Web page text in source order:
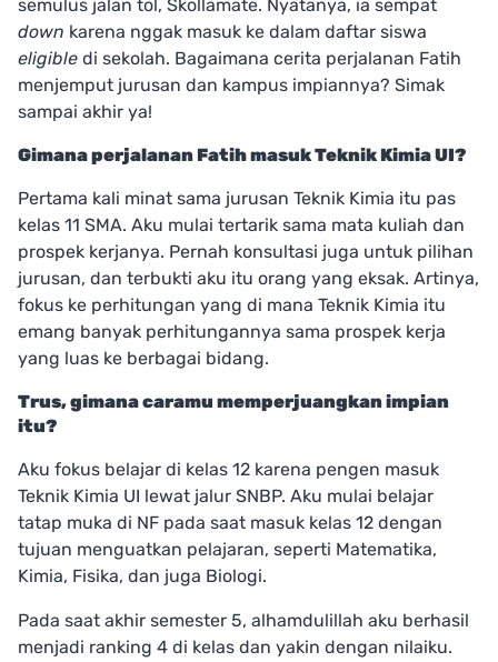
semulus jalan tol, Skollamate. Nyatanya, ia sempat
down karena nggak masuk ke dalam daftar siswa
eligible di sekolah. Bagaimana cerita perjalanan Fatih
menjemput jurusan dan kampus impiannya? Simak
sampai akhir ya!
Gimana perjalanan Fatih masuk Teknik Kimia UI?
Pertama kali minat sama jurusan Teknik Kimia itu pas
kelas 11 SMA. Aku mulai tertarik sama mata kuliah dan
prospek kerjanya. Pernah konsultasi juga untuk pilihan
jurusan, dan terbukti aku itu orang yang eksak. Artinya,
fokus ke perhitungan yang di mana Teknik Kimia itu
emang banyak perhitungannya sama prospek kerja
yang luas ke berbagai bidang.
Trus, gimana caramu memperjuangkan impian
itu?
Aku fokus belajar di kelas 12 karena pengen masuk
Teknik Kimia UI lewat jalur SNBP. Aku mulai belajar
tatap muka di NF pada saat masuk kelas 12 dengan
tujuan menguatkan pelajaran, seperti Matematika,
Kimia, Fisika, dan juga Biologi.
Pada saat akhir semester 5, alhamdulillah aku berhasil
menjadi ranking 4 di kelas dan yakin dengan nilaiku.